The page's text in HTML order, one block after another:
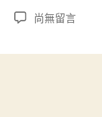
在
尚無留言